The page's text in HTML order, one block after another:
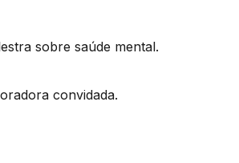
sobre saúde mental.
convidada.